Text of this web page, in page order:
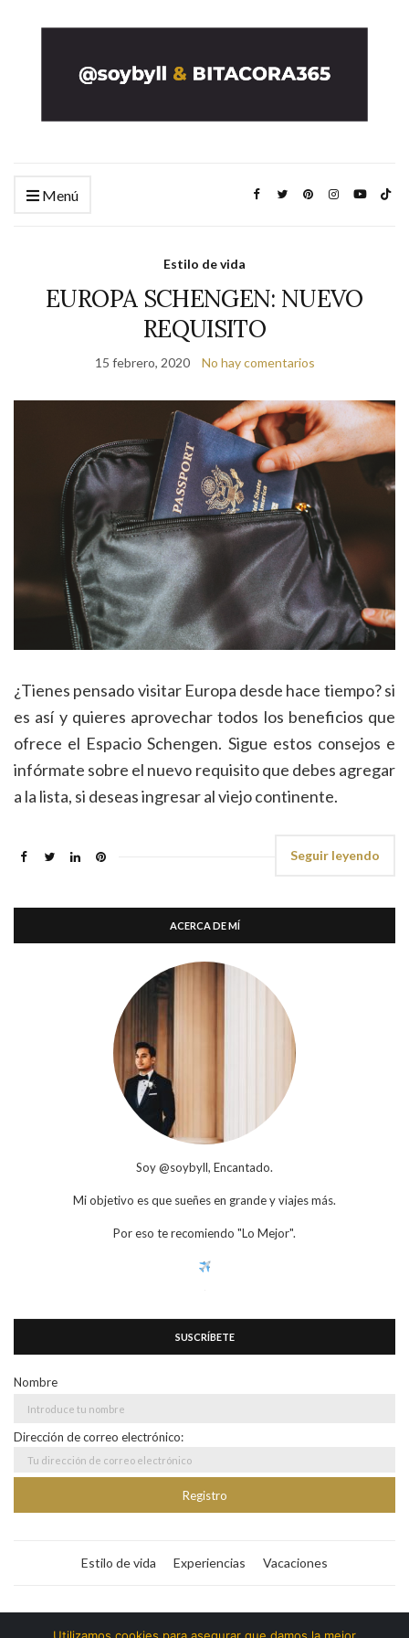
Menú
Estilo de vida
EUROPA SCHENGEN: NUEVO
REQUISITO
15 febrero, 2020 No hay comentarios
¿Tienes pensado visitar Europa desde hace tiempo? si
es así y quieres aprovechar todos los beneficios que
ofrece el Espacio Schengen. Sigue estos consejos e
infórmate sobre el nuevo requisito que debes agregar
a la lista, si deseas ingresar al viejo continente.
Seguir leyendo
ACERCA DE MÍ
Soy @soybyll, Encantado.
Mi objetivo es que sueñes en grande y viajes más.
Por eso te recomiendo "Lo Mejor".
SUSCRÍBETE
Nombre
Dirección de correo electrónico:
Estilo de vida Experiencias Vacaciones
Bitacora365